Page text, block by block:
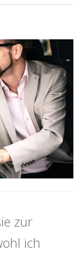
zur
ich